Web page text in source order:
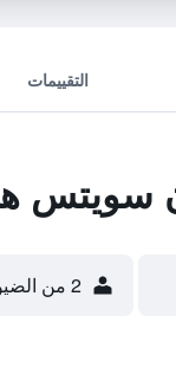
التقييمات
2 من الضيوف، غرفة واحدة